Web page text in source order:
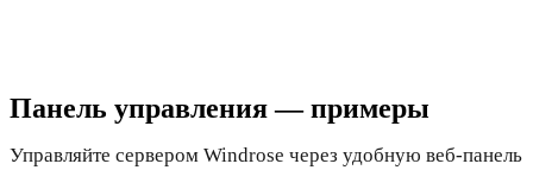
Панель управления — примеры
Управляйте сервером Windrose через удобную веб-панель